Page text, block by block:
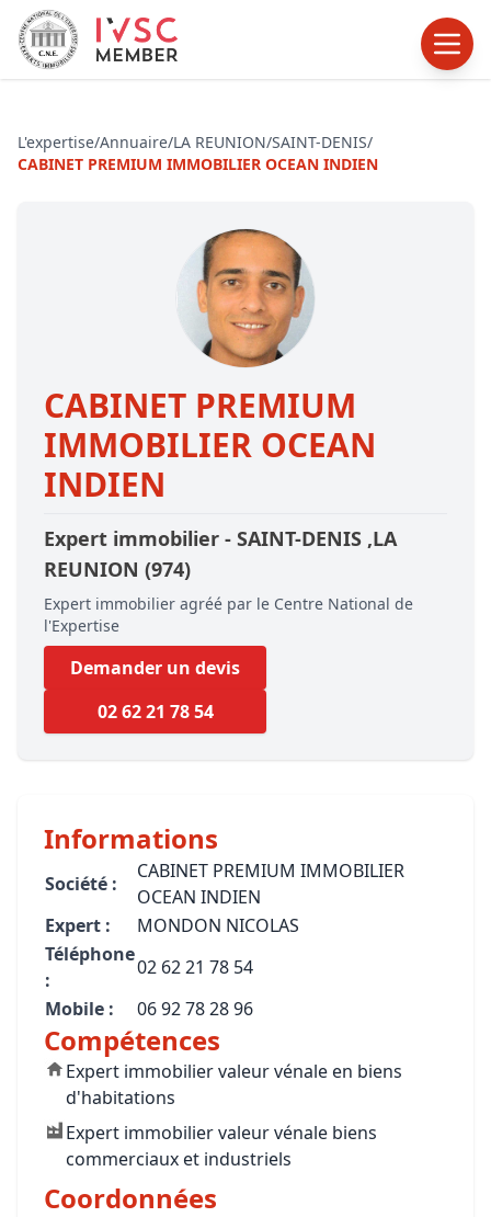
L'expertise/Annuaire/LA REUNION/SAINT-DENIS/
CABINET PREMIUM IMMOBILIER OCEAN INDIEN
CABINET PREMIUM
IMMOBILIER OCEAN
INDIEN
Expert immobilier - SAINT-DENIS ,LA
REUNION (974)
Expert immobilier agréé par le Centre National de
l'Expertise
Demander un devis
02 62 21 78 54
Informations
Société :
CABINET PREMIUM IMMOBILIER
OCEAN INDIEN
Expert :
MONDON NICOLAS
Téléphone
:
02 62 21 78 54
Mobile :
06 92 78 28 96
Compétences
Expert immobilier valeur vénale en biens
d'habitations
Expert immobilier valeur vénale biens
commerciaux et industriels
Coordonnées